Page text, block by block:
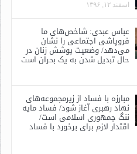
اسفند ۱۲, ۱۳۹۶
عباس عبدی: شاخص‌های ما
فروپاشی اجتماعی را نشان
می‌دهد/ وضعیت پوشش زنان در
حال تبدیل شدن به یک بحران است
مبارزه با فساد از زیرمجموعه‌های
نهاد رهبری آغاز شود/ فساد مایه
ننگ جمهوری اسلامی است/
اقتدار لازم برای برخورد با فساد